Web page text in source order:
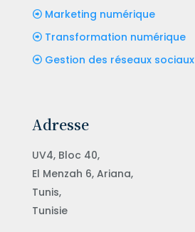
Marketing numérique
Transformation numérique
Gestion des réseaux sociaux
Adresse
UV4, Bloc 40,
El Menzah 6, Ariana,
Tunis,
Tunisie